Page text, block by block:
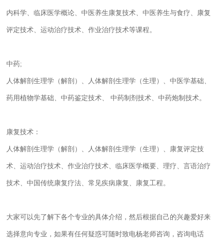
内科学、临床医学概论、中医养生康复技术、中医养生与食疗、康复
评定技术、运动治疗技术、作业治疗技术等课程。
中药;
人体解剖生理学（解剖）、人体解剖生理学（生理）、中医学基础、
药用植物学基础、中药鉴定技术、 中药制剂技术、中药炮制技术。
康复技术：
人体解剖生理学（解剖）、人体解剖生理学（生理）、康复评定技
术、运动治疗技术、作业治疗技术、临床医学概要、理疗、言语治疗
技术、中国传统康复疗法、常见疾病康复、康复工程。
大家可以先了解下各个专业的具体介绍，然后根据自己的兴趣爱好来
选择意向专业，如果有任何疑惑可随时致电杨老师咨询，咨询电话